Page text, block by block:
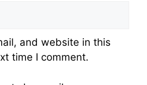
and website in this
time I comment.